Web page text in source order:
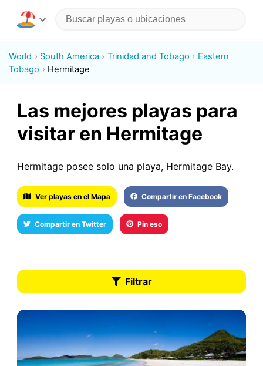
World South America Trinidad and Tobago
Eastern
Tobago
Hermitage
Las mejores playas para
visitar en Hermitage
Hermitage posee solo una playa, Hermitage Bay.
Ver playas en el Mapa Compartir en Facebook
Compartir en Twitter Pin eso
Filtrar